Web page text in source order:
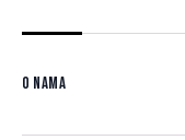
O nama